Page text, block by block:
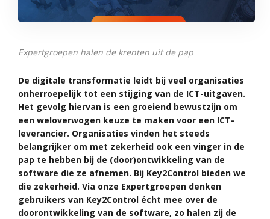
Expertgroepen halen de krenten uit de pap
De digitale transformatie leidt bij veel organisaties
onherroepelijk tot een stijging van de ICT-uitgaven.
Het gevolg hiervan is een groeiend bewustzijn om
een weloverwogen keuze te maken voor een ICT-
leverancier. Organisaties vinden het steeds
belangrijker om met zekerheid ook een vinger in de
pap te hebben bij de (door)ontwikkeling van de
software die ze afnemen. Bij Key2Control bieden we
die zekerheid. Via onze Expertgroepen denken
gebruikers van Key2Control écht mee over de
doorontwikkeling van de software, zo halen zij de